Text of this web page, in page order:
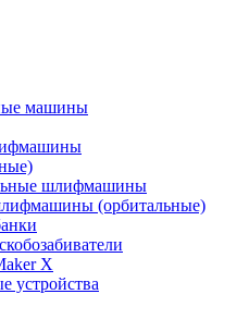
машины
шлифмашины
(орбитальные)
X
устройства